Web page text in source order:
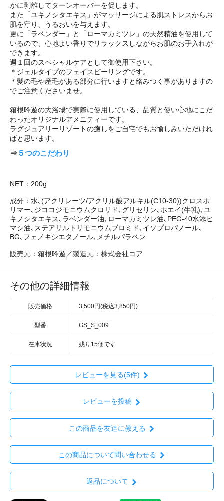
かに剥離してターンオーバーを促します。
また「ユキノシタエキス」がマッサージによる肌ストレスからお
肌を守り、うるおいを与えます。
更に「ラベンダー」と「ローマカミツレ」の天然精油を使用して
いるので、心地よい香りでリラックスしながらお肌のお手入れが
できます。
週１回のスペシャルケアとして御使用下さい。
＊ジェルタイプのフェイスピーリングです。
＊髪の毛や産毛がある部分に行いますと絡みつく事がありますの
でご注意くださいませ。
箱根吟遊の大浴場で実際に使用している、品質と使い心地にこだ
わったオリジナルアメニティーです。
ラグジュアリーリゾートの癒しをご自宅でもお愉しみいただけれ
ばと思います。
⇒５つのこだわり
NET：200g
成分：水､(アクリレーツ/アクリル酸アルキル(C10-30))クロスポ
リマー､ジココジモニウムクロリド､グリセリン､ホエイ(牛乳)､ユ
キノシタエキス､ラベンダー油､ローマカミツレ油､PEG-40水添ヒ
マシ油､ステアリルトリモニウムブロミド､イソプロパノール､
BG､フェノキシエタノール､メチルパラベン
販売元：箱根吟遊／製造元：株式会社コア
その他の詳細情報
販売価格 3,500円(税込3,850円)
型番 GS_S_009
在庫状況 残り15個です
レビューを見る(5件)
レビューを投稿
この商品を友達に教える
この商品について問い合わせる
返品について